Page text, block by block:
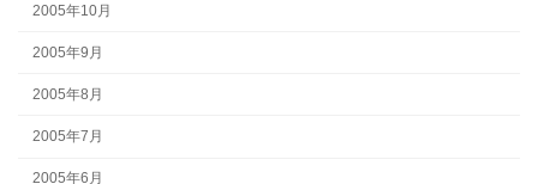
2005年10月
2005年9月
2005年8月
2005年7月
2005年6月